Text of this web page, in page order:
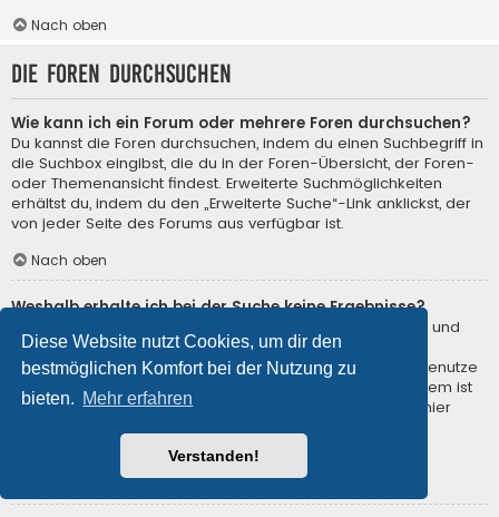
Diese Website nutzt Cookies, um dir den
bestmöglichen Komfort bei der Nutzung zu
bieten. Mehr erfahren
Verstanden!
Nach oben
Die Foren durchsuchen
Wie kann ich ein Forum oder mehrere Foren durchsuchen?
Du kannst die Foren durchsuchen, indem du einen Suchbegriff in
die Suchbox eingibst, die du in der Foren-Übersicht, der Foren-
oder Themenansicht findest. Erweiterte Suchmöglichkeiten
erhältst du, indem du den „Erweiterte Suche“-Link anklickst, der
von jeder Seite des Forums aus verfügbar ist.
Nach oben
Weshalb erhalte ich bei der Suche keine Ergebnisse?
Deine Suche war möglicherweise zu allgemein gehalten und
enthielt zu viele gängige Wörter, welche von phpBB nicht
indiziert werden. Stelle eine spezifischere Anfrage und benutze
die Optionen, die dir die erweiterte Suche bietet. Außerdem ist
es natürlich auch möglich, dass dein(e) Suchbegriff(e) hier
Rechtschreibung der Begriffe!